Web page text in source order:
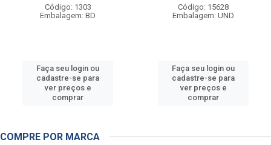
Código: 1303
Embalagem: BD
Faça seu login ou
cadastre-se para
ver preços e
comprar
Código: 15628
Embalagem: UND
Faça seu login ou
cadastre-se para
ver preços e
comprar
COMPRE POR MARCA